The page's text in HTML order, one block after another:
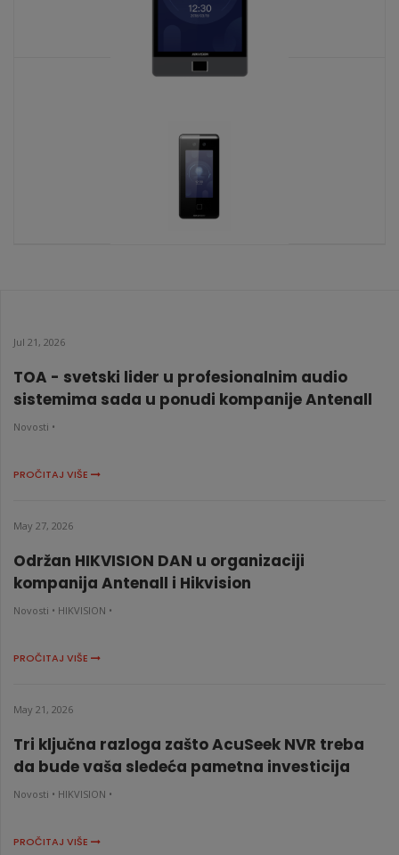
Jul 21, 2026
TOA - svetski lider u profesionalnim audio
sistemima sada u ponudi kompanije Antenall
Novosti •
PROČITAJ VIŠE
May 27, 2026
Održan HIKVISION DAN u organizaciji
kompanija Antenall i Hikvision
Novosti • HIKVISION •
PROČITAJ VIŠE
May 21, 2026
Tri ključna razloga zašto AcuSeek NVR treba
da bude vaša sledeća pametna investicija
Novosti • HIKVISION •
PROČITAJ VIŠE